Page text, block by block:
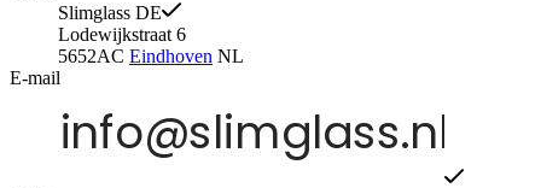
Slimglass DE
Lodewijkstraat 6
5652AC Eindhoven NL
E-mail